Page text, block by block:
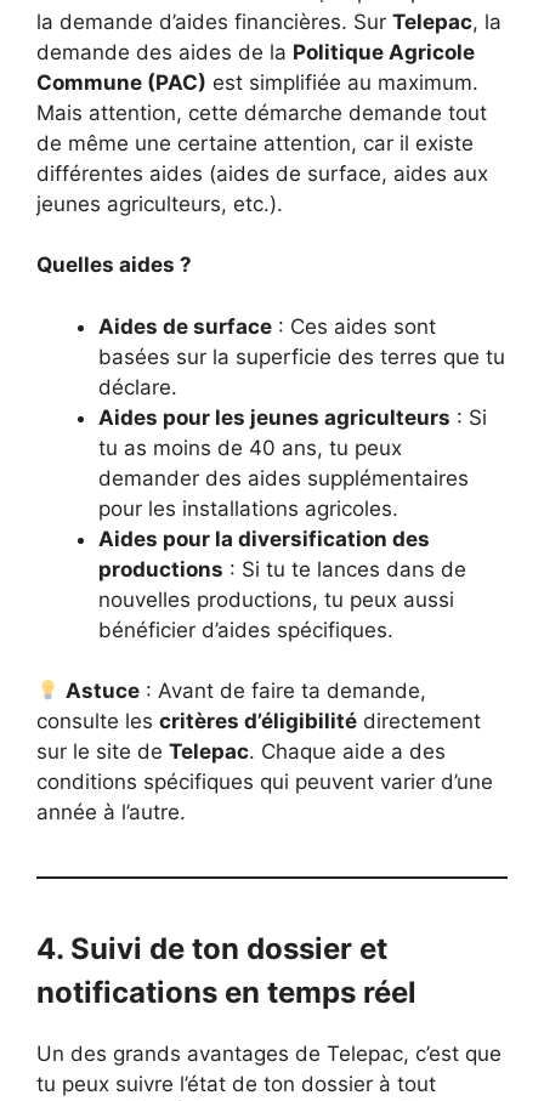
la demande d’aides financières. Sur Telepac, la
demande des aides de la Politique Agricole
Commune (PAC) est simplifiée au maximum.
Mais attention, cette démarche demande tout
de même une certaine attention, car il existe
différentes aides (aides de surface, aides aux
jeunes agriculteurs, etc.).
Quelles aides ?
Aides de surface : Ces aides sont
basées sur la superficie des terres que tu
déclare.
Aides pour les jeunes agriculteurs : Si
tu as moins de 40 ans, tu peux
demander des aides supplémentaires
pour les installations agricoles.
Aides pour la diversification des
productions : Si tu te lances dans de
nouvelles productions, tu peux aussi
bénéficier d’aides spécifiques.
Astuce : Avant de faire ta demande,
consulte les critères d’éligibilité directement
sur le site de Telepac. Chaque aide a des
conditions spécifiques qui peuvent varier d’une
année à l’autre.
4. Suivi de ton dossier et
notifications en temps réel
Un des grands avantages de Telepac, c’est que
tu peux suivre l’état de ton dossier à tout